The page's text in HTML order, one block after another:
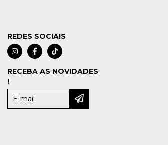
REDES SOCIAIS
RECEBA AS NOVIDADES
!